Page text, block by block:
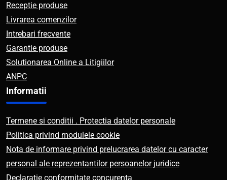
Receptie produse
Livrarea comenzilor
Intrebari frecvente
Garantie produse
Solutionarea Online a Litigiilor
ANPC
Informatii
Termene si conditii . Protectia datelor personale
Politica privind modulele cookie
Nota de informare privind prelucrarea datelor cu caracter
personal ale reprezentantilor persoanelor juridice
Declaratie conformitate concurenta